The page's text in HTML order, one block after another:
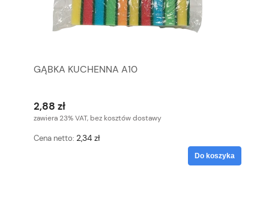
GĄBKA KUCHENNA A10
2,88 zł
zawiera 23% VAT, bez kosztów dostawy
Cena netto: 2,34 zł
Do koszyka